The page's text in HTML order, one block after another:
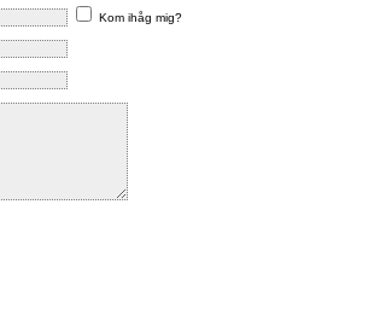
Kom ihåg mig?